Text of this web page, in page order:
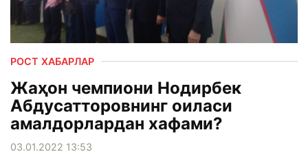
РОСТ ХАБАРЛАР
Жаҳон чемпиони Нодирбек
Абдусатторовнинг оиласи
амалдорлардан хафами?
03.01.2022 13:53